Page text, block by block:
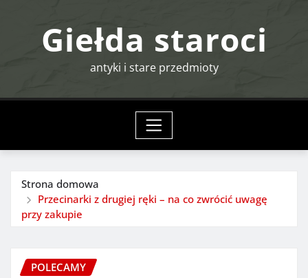
Giełda staroci
antyki i stare przedmioty
Strona domowa
Przecinarki z drugiej ręki – na co zwrócić uwagę
przy zakupie
POLECAMY